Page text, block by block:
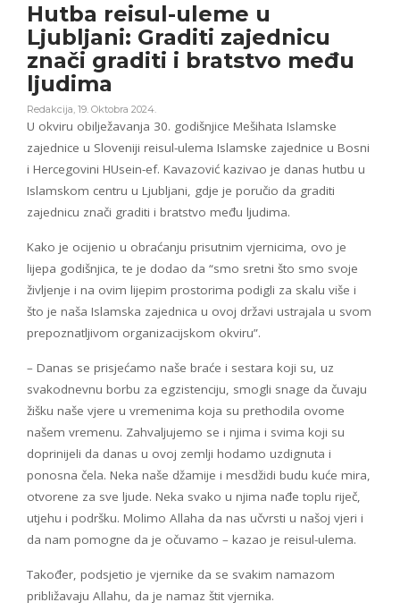
Hutba reisul-uleme u
Ljubljani: Graditi zajednicu
znači graditi i bratstvo među
ljudima
Redakcija, 19. Oktobra 2024.
U okviru obilježavanja 30. godišnjice Mešihata Islamske
zajednice u Sloveniji reisul-ulema Islamske zajednice u Bosni
i Hercegovini HUsein-ef. Kavazović kazivao je danas hutbu u
Islamskom centru u Ljubljani, gdje je poručio da graditi
zajednicu znači graditi i bratstvo među ljudima.
Kako je ocijenio u obraćanju prisutnim vjernicima, ovo je
lijepa godišnjica, te je dodao da “smo sretni što smo svoje
življenje i na ovim lijepim prostorima podigli za skalu više i
što je naša Islamska zajednica u ovoj državi ustrajala u svom
prepoznatljivom organizacijskom okviru”.
– Danas se prisjećamo naše braće i sestara koji su, uz
svakodnevnu borbu za egzistenciju, smogli snage da čuvaju
žišku naše vjere u vremenima koja su prethodila ovome
našem vremenu. Zahvaljujemo se i njima i svima koji su
doprinijeli da danas u ovoj zemlji hodamo uzdignuta i
ponosna čela. Neka naše džamije i mesdžidi budu kuće mira,
otvorene za sve ljude. Neka svako u njima nađe toplu riječ,
utjehu i podršku. Molimo Allaha da nas učvrsti u našoj vjeri i
da nam pomogne da je očuvamo – kazao je reisul-ulema.
Također, podsjetio je vjernike da se svakim namazom
približavaju Allahu, da je namaz štit vjernika.